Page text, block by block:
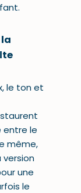
le ton et
entre le
même,
version
une
le